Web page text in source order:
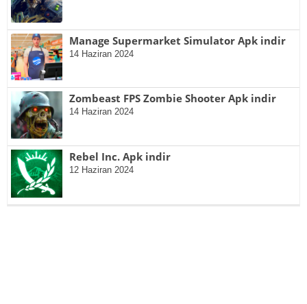
Manage Supermarket Simulator Apk indir
14 Haziran 2024
Zombeast FPS Zombie Shooter Apk indir
14 Haziran 2024
Rebel Inc. Apk indir
12 Haziran 2024